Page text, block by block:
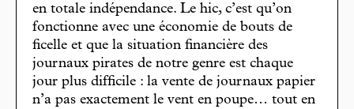
en totale indépendance. Le hic, c’est qu’on
fonctionne avec une économie de bouts de
ficelle et que la situation financière des
journaux pirates de notre genre est chaque
jour plus difficile : la vente de journaux papier
n’a pas exactement le vent en poupe… tout en